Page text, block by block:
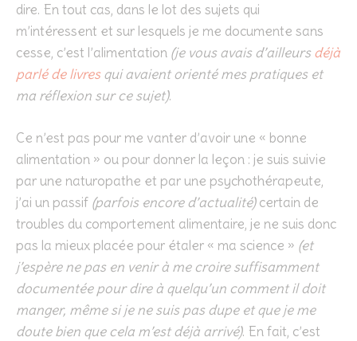
dire. En tout cas, dans le lot des sujets qui
m’intéressent et sur lesquels je me documente sans
cesse, c’est l’alimentation (je vous avais d’ailleursdéjà
parlé de livresqui avaient orienté mes pratiques et
ma réflexion sur ce sujet).
Ce n’est pas pour me vanter d’avoir une « bonne
alimentation » ou pour donner la leçon : je suis suivie
par une naturopathe et par une psychothérapeute,
j’ai un passif (parfois encore d’actualité)certain de
troubles du comportement alimentaire, je ne suis donc
pas la mieux placée pour étaler « ma science » (et
j’espère ne pas en venir à me croire suffisamment
documentée pour dire à quelqu’un comment il doit
manger, même si je ne suis pas dupe et que je me
doute bien que cela m’est déjà arrivé). En fait, c’est